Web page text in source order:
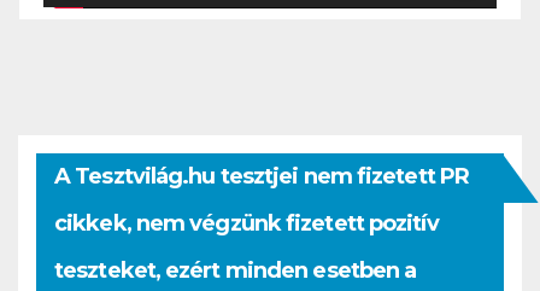
A Tesztvilág.hu tesztjei nem fizetett PR
cikkek, nem végzünk fizetett pozitív
teszteket, ezért minden esetben a